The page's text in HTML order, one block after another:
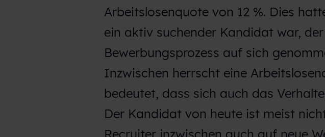
Arbeitslosenquote von 12 %. Dies
ein aktiv suchender Kandidat war,
Bewerbungsprozess auf sich
Inzwischen herrscht eine
bedeutet, dass sich auch das
Der Kandidat von heute ist meist